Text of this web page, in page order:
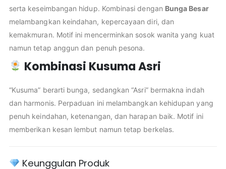
serta keseimbangan hidup. Kombinasi dengan Bunga Besar
melambangkan keindahan, kepercayaan diri, dan
kemakmuran. Motif ini mencerminkan sosok wanita yang kuat
namun tetap anggun dan penuh pesona.
Kombinasi Kusuma Asri
“Kusuma” berarti bunga, sedangkan “Asri” bermakna indah
dan harmonis. Perpaduan ini melambangkan kehidupan yang
penuh keindahan, ketenangan, dan harapan baik. Motif ini
memberikan kesan lembut namun tetap berkelas.
Keunggulan Produk